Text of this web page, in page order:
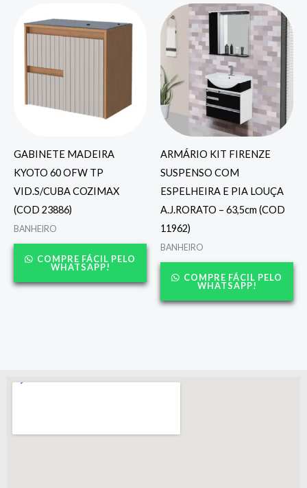
GABINETE MADEIRA
KYOTO 60 OFW TP
VID.S/CUBA COZIMAX
(COD 23886)
BANHEIRO
COMPRE FÁCIL PELO
WHATSAPP!
ARMÁRIO KIT FIRENZE
SUSPENSO COM
ESPELHEIRA E PIA LOUÇA
A.J.RORATO – 63,5cm (COD
11962)
BANHEIRO
COMPRE FÁCIL PELO
WHATSAPP!